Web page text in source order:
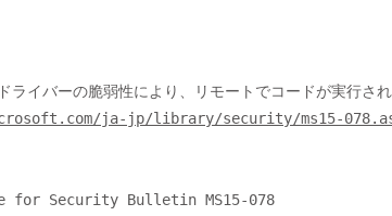
ja-jp/library/security/ms15-